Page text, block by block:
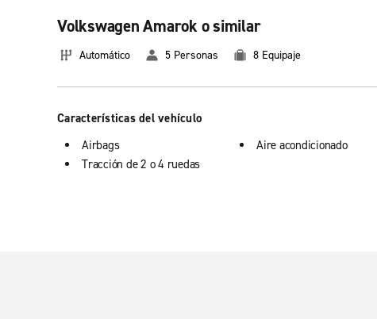
Volkswagen Amarok o similar
Automático 5 Personas 8 Equipaje
Características del vehículo
Airbags
Tracción de 2 o 4 ruedas
Aire acondicionado